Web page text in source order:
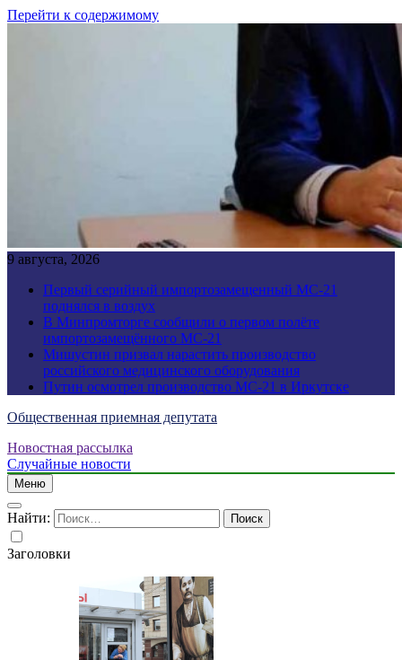
Перейти к содержимому
9 августа, 2026
Первый серийный импортозамещенный МС-21
поднялся в воздух
В Минпромторге сообщили о первом полёте
импортозамещённого МС-21
Мишустин призвал нарастить производство
российского медицинского оборудования
Путин осмотрел производство МС-21 в Иркутске
Общественная приемная депутата
Новостная рассылка
Случайные новости
Меню
Найти:
Заголовки